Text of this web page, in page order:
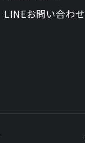
LINEお問い合わせ